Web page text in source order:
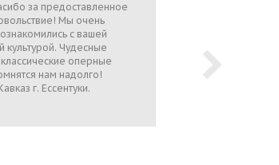
за предоставленное
Мы очень
с вашей
культурой. Чудесные
оперные
нам надолго!
г. Ессентуки.